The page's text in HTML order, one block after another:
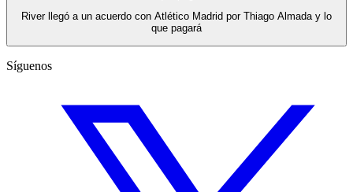
River llegó a un acuerdo con Atlético Madrid por Thiago Almada y lo
que pagará
Síguenos